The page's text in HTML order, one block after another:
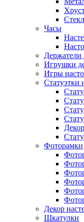
Часы
Держатели
Игрушки
Игры
Статуэтки
Фоторамки
Декор
Шкатулки